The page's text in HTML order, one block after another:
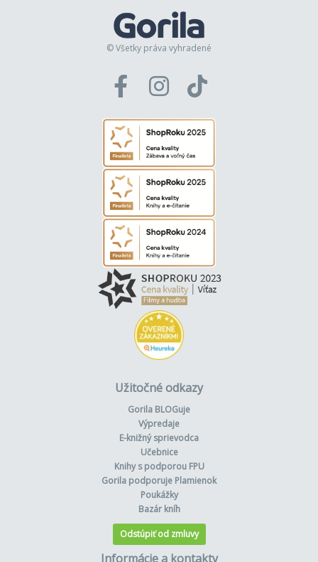
© Všetky práva vyhradené
Užitočné odkazy
Gorila BLOGuje
Výpredaje
E-knižný sprievodca
Učebnice
Knihy s podporou FPU
Gorila podporuje Plamienok
Poukážky
Bazár kníh
Odstúpiť od zmluvy
Informácie a kontakty